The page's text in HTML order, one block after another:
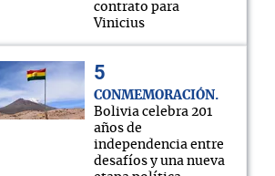
contrato para
Vinicius
CONMEMORACIÓN
Bolivia celebra 201
años de
independencia entre
desafíos y una nueva